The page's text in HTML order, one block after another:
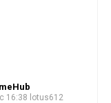
16:38 lotus612